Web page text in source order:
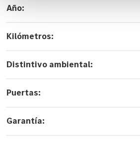
Año:
Kilómetros:
Distintivo ambiental:
Puertas:
Garantía: